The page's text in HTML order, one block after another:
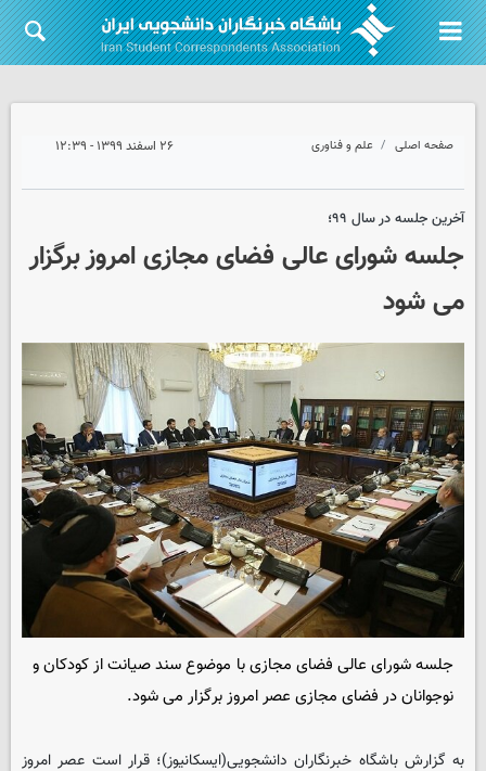
صفحه اصلی علم و فناوری ۲۶ اسفند ۱۳۹۹ - ۱۲:۳۹
آخرین جلسه در سال ۹۹؛
جلسه شورای‌ عالی فضای مجازی امروز برگزار
می شود
جلسه شورای‌ عالی فضای مجازی با موضوع سند صیانت از کودکان و
نوجوانان در فضای مجازی عصر امروز برگزار می شود.
به گزارش باشگاه خبرنگاران دانشجویی(ایسکانیوز)؛ قرار است عصر امروز